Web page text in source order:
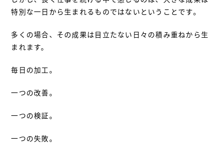
特別な一日から生まれるものではないということです。
多くの場合、その成果は目立たない日々の積み重ねから生
まれます。
毎日の加工。
一つの改善。
一つの検証。
一つの失敗。